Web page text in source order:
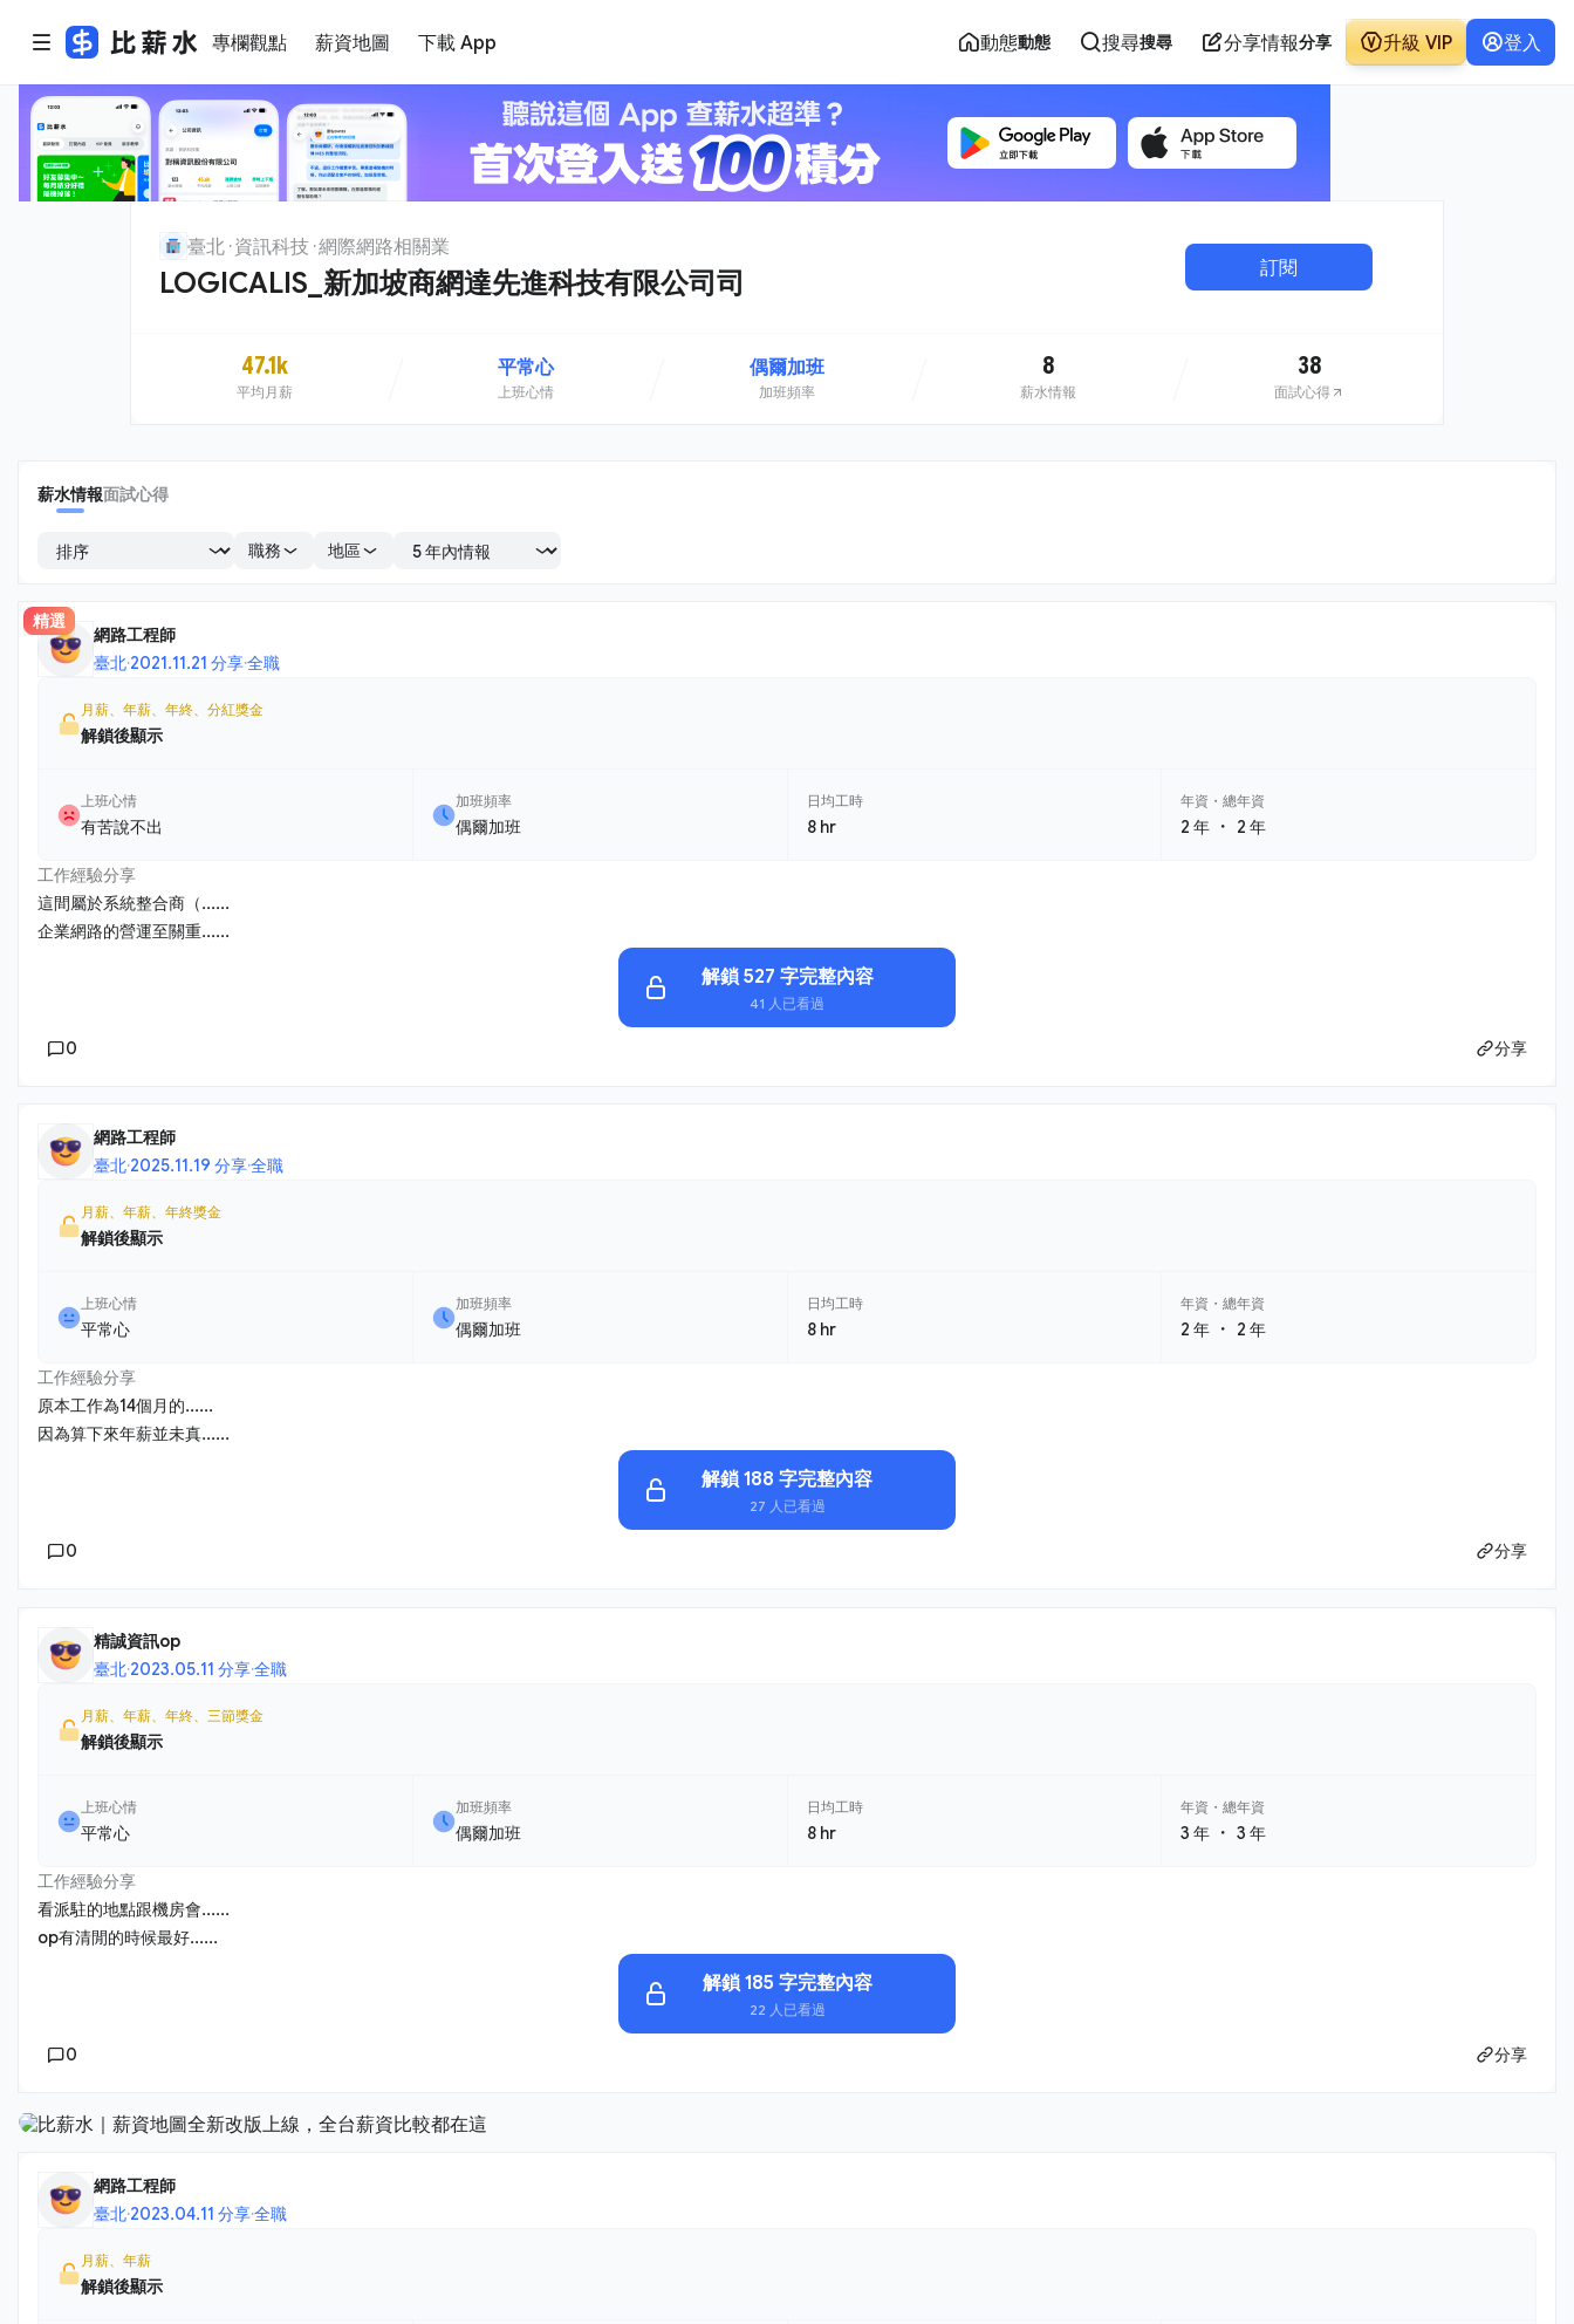
專欄觀點 薪資地圖 下載 App 動態動態 搜尋搜尋 分享情報分享 升級 VIP 登入
臺北 資訊科技 網際網路相關業
LOGICALIS_新加坡商網達先進科技有限公司司 訂閱
47.1k
平均月薪
平常心
上班心情
偶爾加班
加班頻率
8
薪水情報
38
面試心得
薪水情報面試心得
職務 地區
精選
網路工程師
臺北·2021.11.21 分享·全職
月薪、年薪、年終、分紅獎金
解鎖後顯示
上班心情
有苦說不出
加班頻率
偶爾加班
日均工時
8 hr
年資・總年資
2 年 ・ 2 年
工作經驗分享
這間屬於系統整合商（......
企業網路的營運至關重......
解鎖 527 字完整內容
41 人已看過
0 分享
網路工程師
臺北·2025.11.19 分享·全職
月薪、年薪、年終獎金
解鎖後顯示
上班心情
平常心
加班頻率
偶爾加班
日均工時
8 hr
年資・總年資
2 年 ・ 2 年
工作經驗分享
原本工作為14個月的......
因為算下來年薪並未真......
解鎖 188 字完整內容
27 人已看過
0 分享
精誠資訊op
臺北·2023.05.11 分享·全職
月薪、年薪、年終、三節獎金
解鎖後顯示
上班心情
平常心
加班頻率
偶爾加班
日均工時
8 hr
年資・總年資
3 年 ・3 年
工作經驗分享
看派駐的地點跟機房會......
op有清閒的時候最好......
解鎖 185 字完整內容
22 人已看過
0 分享
網路工程師
臺北·2023.04.11 分享·全職
月薪、年薪
解鎖後顯示